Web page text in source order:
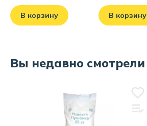
В корзину В корзину
Вы недавно смотрели